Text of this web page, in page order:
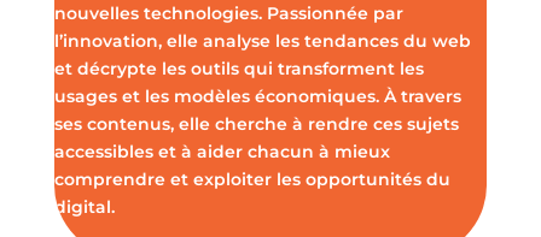
nouvelles technologies. Passionnée par
l’innovation, elle analyse les tendances du web
et décrypte les outils qui transforment les
usages et les modèles économiques. À travers
ses contenus, elle cherche à rendre ces sujets
accessibles et à aider chacun à mieux
comprendre et exploiter les opportunités du
digital.